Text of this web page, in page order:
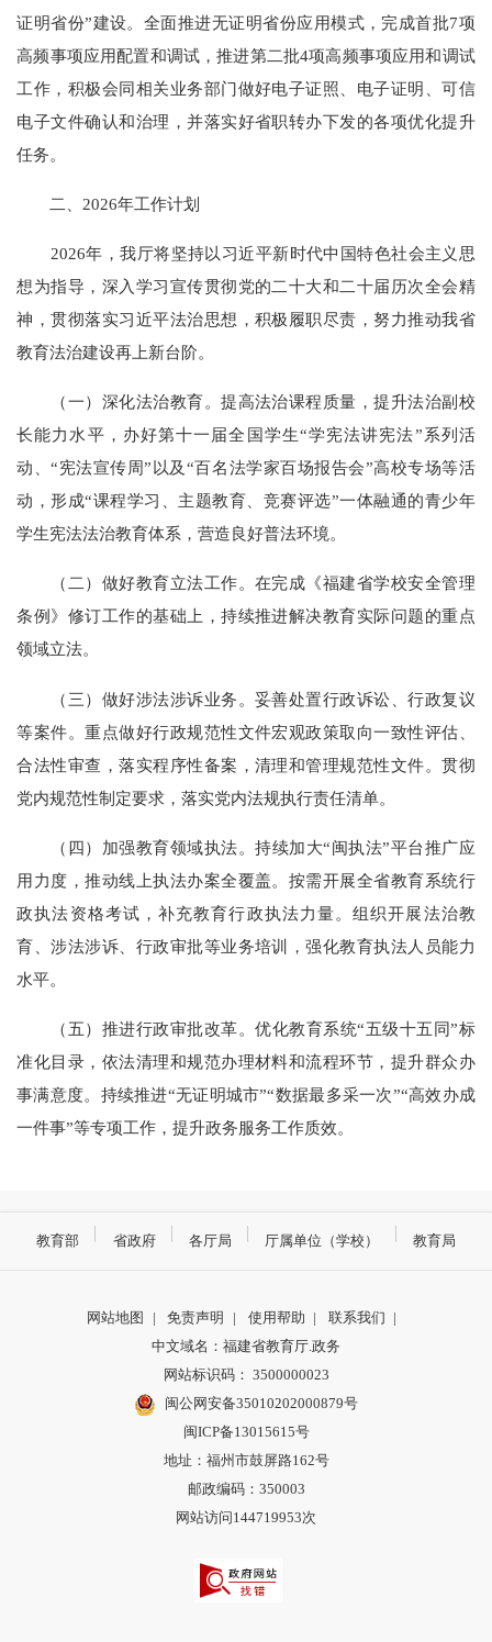
证明省份”建设。全面推进无证明省份应用模式，完成首批7项
高频事项应用配置和调试，推进第二批4项高频事项应用和调试
工作，积极会同相关业务部门做好电子证照、电子证明、可信
电子文件确认和治理，并落实好省职转办下发的各项优化提升
任务。
二、2026年工作计划
2026年，我厅将坚持以习近平新时代中国特色社会主义思
想为指导，深入学习宣传贯彻党的二十大和二十届历次全会精
神，贯彻落实习近平法治思想，积极履职尽责，努力推动我省
教育法治建设再上新台阶。
（一）深化法治教育。提高法治课程质量，提升法治副校
长能力水平，办好第十一届全国学生“学宪法讲宪法”系列活
动、“宪法宣传周”以及“百名法学家百场报告会”高校专场等活
动，形成“课程学习、主题教育、竞赛评选”一体融通的青少年
学生宪法法治教育体系，营造良好普法环境。
（二）做好教育立法工作。在完成《福建省学校安全管理
条例》修订工作的基础上，持续推进解决教育实际问题的重点
领域立法。
（三）做好涉法涉诉业务。妥善处置行政诉讼、行政复议
等案件。重点做好行政规范性文件宏观政策取向一致性评估、
合法性审查，落实程序性备案，清理和管理规范性文件。贯彻
党内规范性制定要求，落实党内法规执行责任清单。
（四）加强教育领域执法。持续加大“闽执法”平台推广应
用力度，推动线上执法办案全覆盖。按需开展全省教育系统行
政执法资格考试，补充教育行政执法力量。组织开展法治教
育、涉法涉诉、行政审批等业务培训，强化教育执法人员能力
水平。
（五）推进行政审批改革。优化教育系统“五级十五同”标
准化目录，依法清理和规范办理材料和流程环节，提升群众办
事满意度。持续推进“无证明城市”“数据最多采一次”“高效办成
一件事”等专项工作，提升政务服务工作质效。
教育部 省政府 各厅局 厅属单位（学校） 教育局
网站地图 | 免责声明 | 使用帮助 | 联系我们 |
中文域名：福建省教育厅.政务
网站标识码： 3500000023
闽公网安备35010202000879号
闽ICP备13015615号
地址：福州市鼓屏路162号
邮政编码：350003
网站访问144719953次